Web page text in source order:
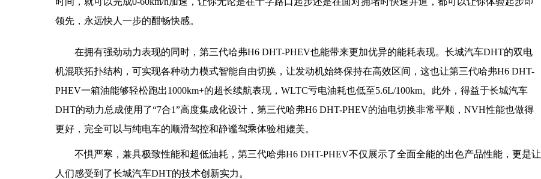
领先，永远快人一步的酣畅快感。
在拥有强劲动力表现的同时，第三代哈弗H6 DHT-PHEV也能带来更加优异的能耗表现。长城汽车DHT的双电
机混联拓扑结构，可实现各种动力模式智能自由切换，让发动机始终保持在高效区间，这也让第三代哈弗H6 DHT-
PHEV一箱油能够轻松跑出1000km+的超长续航表现，WLTC亏电油耗也低至5.6L/100km。此外，得益于长城汽车
DHT的动力总成使用了“7合1”高度集成化设计，第三代哈弗H6 DHT-PHEV的油电切换非常平顺，NVH性能也做得
更好，完全可以与纯电车的顺滑驾控和静谧驾乘体验相媲美。
不惧严寒，兼具极致性能和超低油耗，第三代哈弗H6 DHT-PHEV不仅展示了全面全能的出色产品性能，更是让
人们感受到了长城汽车DHT的技术创新实力。